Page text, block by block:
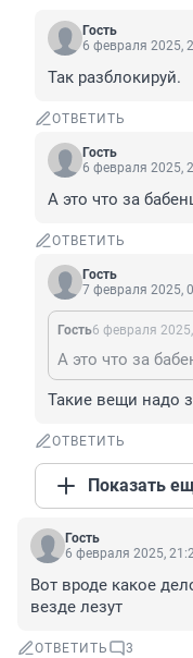
Гость
6 февраля 2025,
Так разблокируй.
ОТВЕТИТЬ
Гость
6 февраля 2025,
А это что за
ОТВЕТИТЬ
Гость
7 февраля 2025,
Гость6 февраля 2025,
А это что за
Такие вещи надо
ОТВЕТИТЬ
Показать
Гость
6 февраля 2025,
Вот вроде какое
везде лезут
ОТВЕТИТЬ 3